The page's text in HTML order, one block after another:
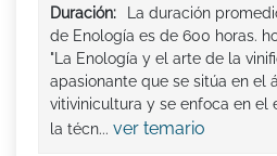
Duración:
La duración
de Enología es de 600 horas.
"La Enología y el arte de la
apasionante que se sitúa en el
vitivinicultura y se enfoca en el
la técn... ver temario